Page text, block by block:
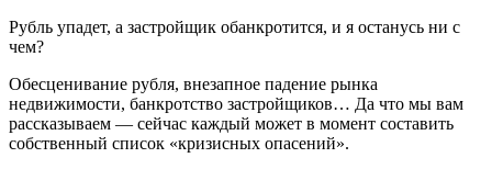
Рубль упадет, а застройщик обанкротится, и я останусь ни с
чем?
Обесценивание рубля, внезапное падение рынка
недвижимости, банкротство застройщиков… Да что мы вам
рассказываем — сейчас каждый может в момент составить
собственный список «кризисных опасений».